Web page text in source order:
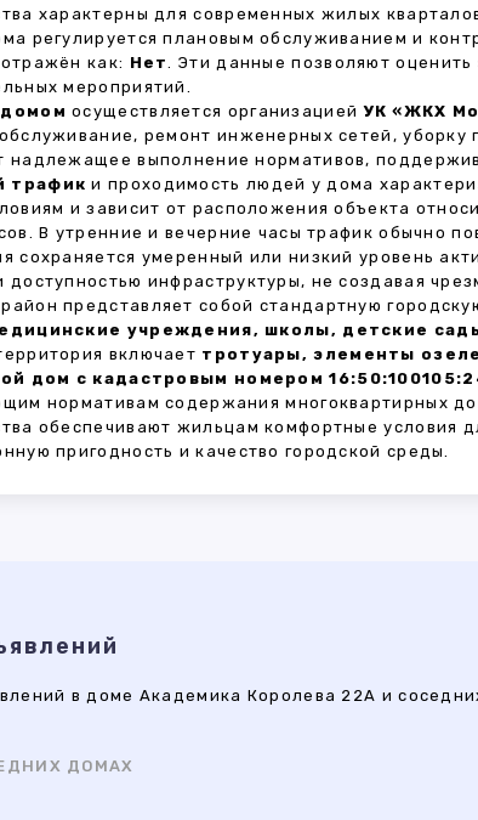
характерны для современных жилых
регулируется плановым обслуживанием и
как: Нет. Эти данные позволяют
мероприятий.
осуществляется организациейУК «ЖКХ
ремонт инженерных сетей,
надлежащее выполнение нормативов,
трафик и проходимость людей у дома
и зависит от расположения объекта
В утренние и вечерние часы трафик обычно
сохраняется умеренный или низкий уровень
доступностью инфраструктуры, не создавая
представляет собой стандартную
учреждения, школы, детские
включает тротуары, элементы
дом с кадастровым номером
нормативам содержания многоквартирных
обеспечивают жильцам комфортные условия
пригодность и качество городской среды.
в доме Академика Королева 22А и
ДОМАХ